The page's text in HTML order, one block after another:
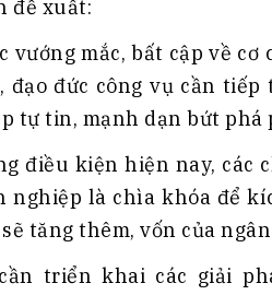
đề xuất:
vướng mắc, bất cập về
đạo đức công vụ cần
tự tin, mạnh dạn bứt phá
điều kiện hiện nay, các
nghiệp là chìa khóa để
tăng thêm, vốn của
triển khai các giải